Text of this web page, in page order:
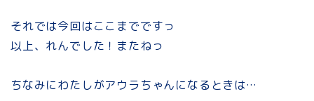
それでは今回はここまでですっ
以上、れんでした！またねっ
ちなみにわたしがアウラちゃんになるときは…